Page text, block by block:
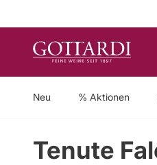
Neu % Aktionen
Tenute